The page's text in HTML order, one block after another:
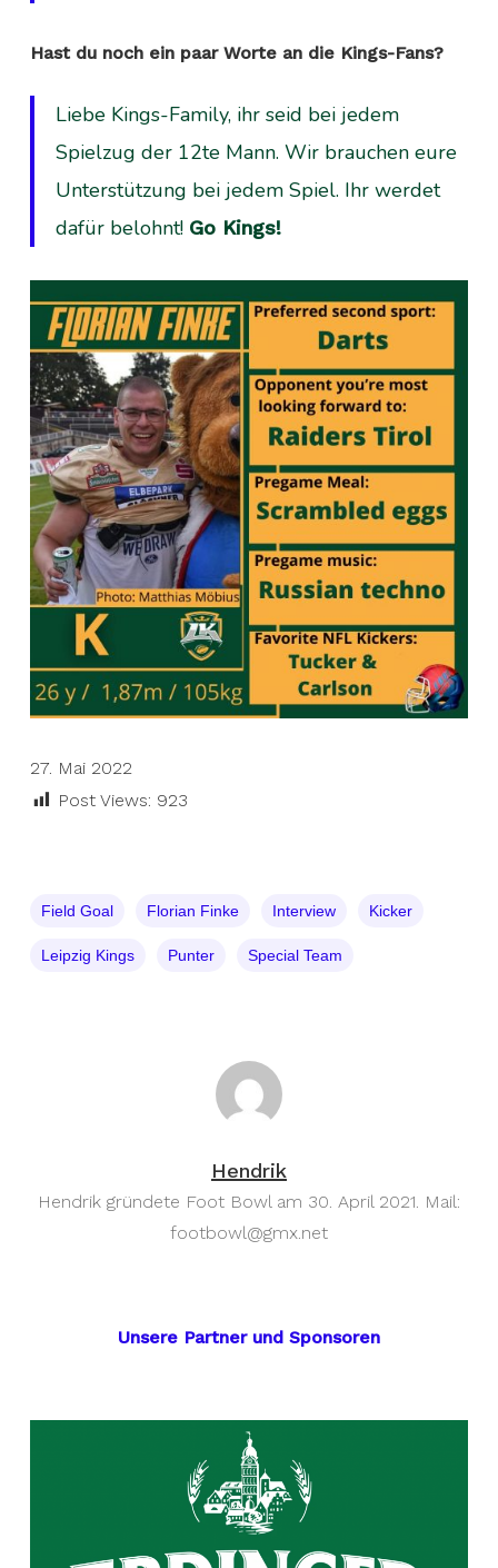
Hast du noch ein paar Worte an die Kings-Fans?
Liebe Kings-Family, ihr seid bei jedem
Spielzug der 12te Mann. Wir brauchen eure
Unterstützung bei jedem Spiel. Ihr werdet
dafür belohnt! Go Kings!
27. Mai 2022
Post Views: 923
Field Goal Florian Finke Interview Kicker
Leipzig Kings Punter Special Team
Hendrik
Hendrik gründete Foot Bowl am 30. April 2021. Mail:
footbowl@gmx.net
Unsere Partner und Sponsoren